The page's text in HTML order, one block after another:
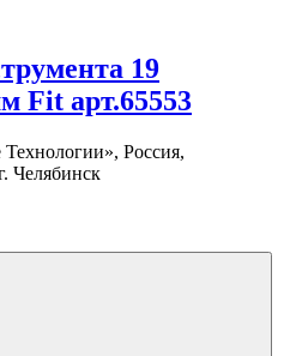
19
Fit арт.65553
Россия,
Челябинск